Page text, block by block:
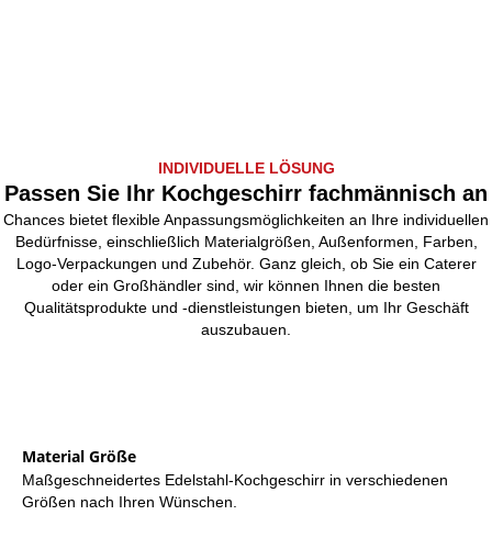
INDIVIDUELLE LÖSUNG
Passen Sie Ihr Kochgeschirr fachmännisch an
Chances bietet flexible Anpassungsmöglichkeiten an Ihre individuellen
Bedürfnisse, einschließlich Materialgrößen, Außenformen, Farben,
Logo-Verpackungen und Zubehör. Ganz gleich, ob Sie ein Caterer
oder ein Großhändler sind, wir können Ihnen die besten
Qualitätsprodukte und -dienstleistungen bieten, um Ihr Geschäft
auszubauen.
Material Größe
Maßgeschneidertes Edelstahl-Kochgeschirr in verschiedenen
Größen nach Ihren Wünschen.